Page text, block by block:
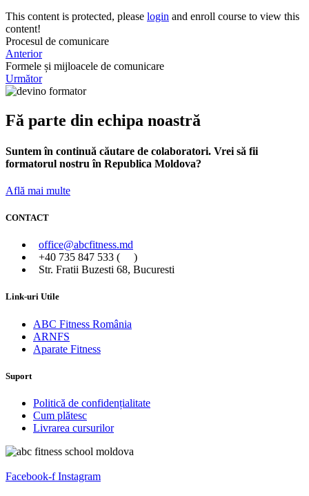
This content is protected, please login and enroll course to view this
content!
Procesul de comunicare
Anterior
Formele și mijloacele de comunicare
Următor
Fă parte din echipa noastră
Suntem în continuă căutare de colaboratori. Vrei să fii
formatorul nostru în Republica Moldova?
Află mai multe
CONTACT
office@abcfitness.md
+40 735 847 533 (
)
Str. Fratii Buzesti 68, Bucuresti
Link-uri Utile
ABC Fitness România
ARNFS
Aparate Fitness
Suport
Politică de confidențialitate
Cum plătesc
Livrarea cursurilor
Facebook-f Instagram